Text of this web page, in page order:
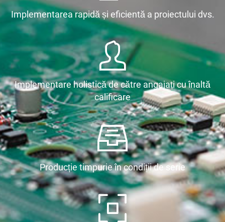
Implementarea rapidă și eficientă a proiectului dvs.
Implementare holistică de către angajați cu înaltă
calificare
Producție timpurie în condiții de serie